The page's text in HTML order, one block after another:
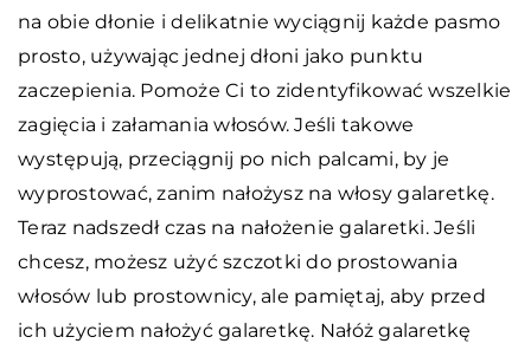
na obie dłonie i delikatnie wyciągnij każde pasmo
prosto, używając jednej dłoni jako punktu
zaczepienia. Pomoże Ci to zidentyfikować wszelkie
zagięcia i załamania włosów. Jeśli takowe
występują, przeciągnij po nich palcami, by je
wyprostować, zanim nałożysz na włosy galaretkę.
Teraz nadszedł czas na nałożenie galaretki. Jeśli
chcesz, możesz użyć szczotki do prostowania
włosów lub prostownicy, ale pamiętaj, aby przed
ich użyciem nałożyć galaretkę. Nałóż galaretkę